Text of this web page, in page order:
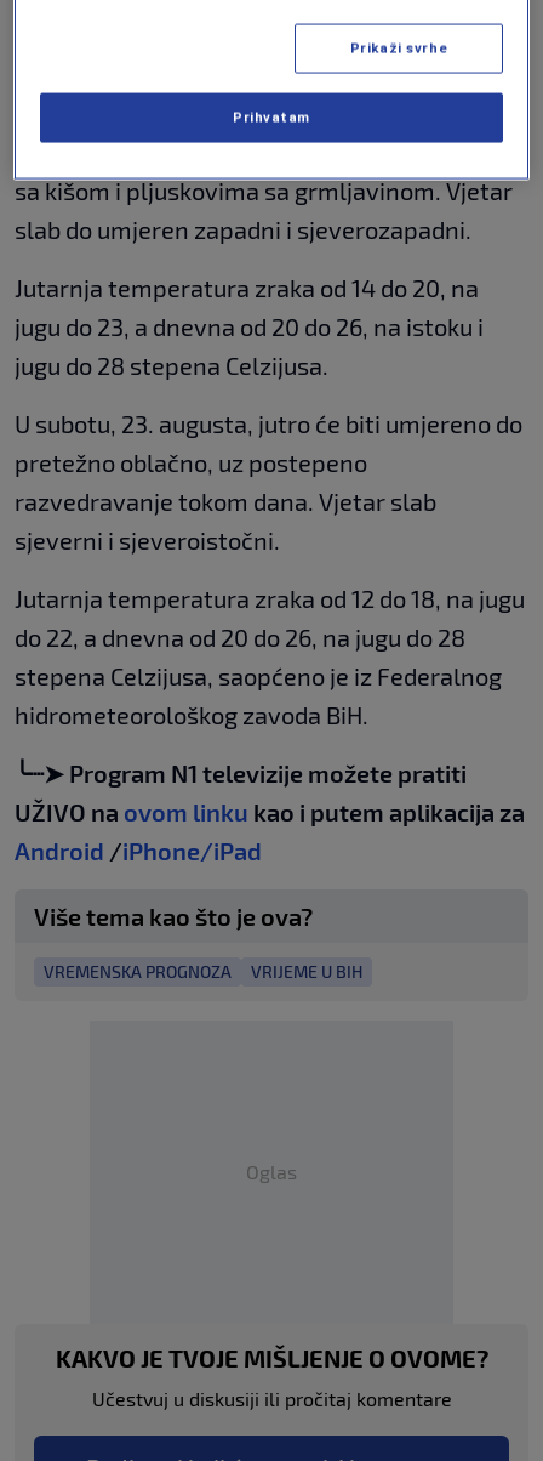
Jutarnja temperatura zraka od 14 do 20, na
jugu do 23, a dnevna od 26 do 32, na
sjeveroistoku Bosne do 34 stepena.
U petak, 22. augusta, pretežno oblačno vrijeme
sa kišom i pljuskovima sa grmljavinom. Vjetar
slab do umjeren zapadni i sjeverozapadni.
Jutarnja temperatura zraka od 14 do 20, na
jugu do 23, a dnevna od 20 do 26, na istoku i
jugu do 28 stepena Celzijusa.
U subotu, 23. augusta, jutro će biti umjereno do
pretežno oblačno, uz postepeno
razvedravanje tokom dana. Vjetar slab
sjeverni i sjeveroistočni.
Jutarnja temperatura zraka od 12 do 18, na jugu
do 22, a dnevna od 20 do 26, na jugu do 28
stepena Celzijusa, saopćeno je iz Federalnog
hidrometeorološkog zavoda BiH.
╰┈➤ Program N1 televizije možete pratiti
UŽIVO na ovom linku kao i putem aplikacija za
Android /iPhone/iPad
Više tema kao što je ova?
VREMENSKA PROGNOZA VRIJEME U BIH
Oglas
KAKVO JE TVOJE MIŠLJENJE O OVOME?
Učestvuj u diskusiji ili pročitaj komentare
Prikaži svrhe
Prihvatam